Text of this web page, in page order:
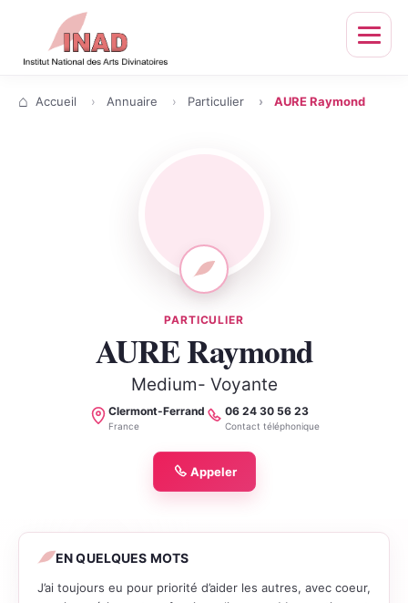
Ouvrir
Accueil Annuaire Particulier AURE Raymond
PARTICULIER
AURE Raymond
Medium- Voyante
Localité
Clermont-Ferrand
France
Téléphone
06 24 30 56 23
Contact téléphonique
Appeler
EN QUELQUES MOTS
J’ai toujours eu pour priorité d’aider les autres, avec coeur,